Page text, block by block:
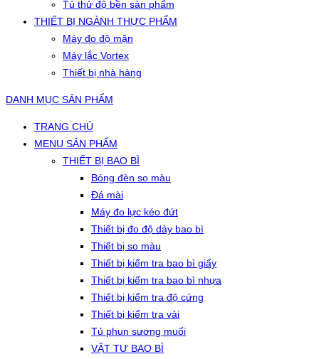
Tủ thử độ bền sản phẩm
THIẾT BỊ NGÀNH THỰC PHẨM
Máy đo độ mặn
Máy lắc Vortex
Thiết bị nhà hàng
DANH MỤC SẢN PHẨM
TRANG CHỦ
MENU SẢN PHẨM
THIẾT BỊ BAO BÌ
Bóng đèn so màu
Đá mài
Máy đo lực kéo đứt
Thiết bị đo độ dày bao bì
Thiết bị so màu
Thiết bị kiểm tra bao bì giấy
Thiết bị kiểm tra bao bì nhựa
Thiết bị kiểm tra độ cứng
Thiết bị kiểm tra vải
Tủ phun sương muối
VẬT TƯ BAO BÌ